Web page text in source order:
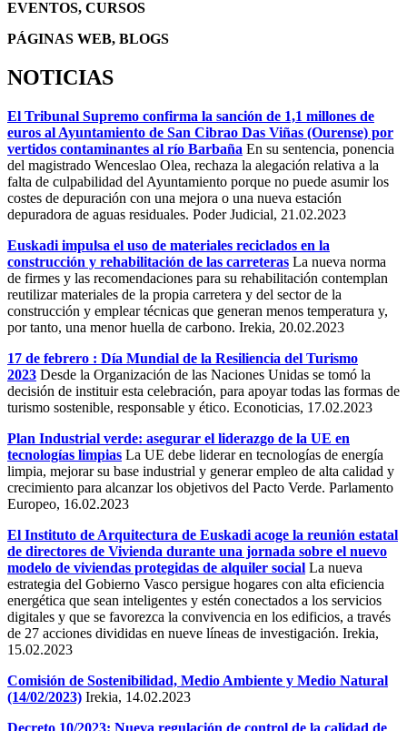
EVENTOS, CURSOS
PÁGINAS WEB, BLOGS
NOTICIAS
El Tribunal Supremo confirma la sanción de 1,1 millones de
euros al Ayuntamiento de San Cibrao Das Viñas (Ourense) por
vertidos contaminantes al río Barbaña En su sentencia, ponencia
del magistrado Wenceslao Olea, rechaza la alegación relativa a la
falta de culpabilidad del Ayuntamiento porque no puede asumir los
costes de depuración con una mejora o una nueva estación
depuradora de aguas residuales. Poder Judicial, 21.02.2023
Euskadi impulsa el uso de materiales reciclados en la
construcción y rehabilitación de las carreteras La nueva norma
de firmes y las recomendaciones para su rehabilitación contemplan
reutilizar materiales de la propia carretera y del sector de la
construcción y emplear técnicas que generan menos temperatura y,
por tanto, una menor huella de carbono. Irekia, 20.02.2023
17 de febrero : Día Mundial de la Resiliencia del Turismo
2023 Desde la Organización de las Naciones Unidas se tomó la
decisión de instituir esta celebración, para apoyar todas las formas de
turismo sostenible, responsable y ético. Econoticias, 17.02.2023
Plan Industrial verde: asegurar el liderazgo de la UE en
tecnologías limpias La UE debe liderar en tecnologías de energía
limpia, mejorar su base industrial y generar empleo de alta calidad y
crecimiento para alcanzar los objetivos del Pacto Verde. Parlamento
Europeo, 16.02.2023
El Instituto de Arquitectura de Euskadi acoge la reunión estatal
de directores de Vivienda durante una jornada sobre el nuevo
modelo de viviendas protegidas de alquiler social La nueva
estrategia del Gobierno Vasco persigue hogares con alta eficiencia
energética que sean inteligentes y estén conectados a los servicios
digitales y que se favorezca la convivencia en los edificios, a través
de 27 acciones divididas en nueve líneas de investigación. Irekia,
15.02.2023
Comisión de Sostenibilidad, Medio Ambiente y Medio Natural
(14/02/2023) Irekia, 14.02.2023
Decreto 10/2023: Nueva regulación de control de la calidad de